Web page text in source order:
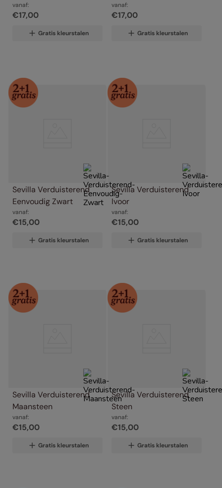
vanaf:
€17,00
Gratis kleurstalen
vanaf:
€17,00
Gratis kleurstalen
Sevilla Verduisterend
Eenvoudig Zwart
vanaf:
€15,00
Gratis kleurstalen
Sevilla Verduisterend
Ivoor
vanaf:
€15,00
Gratis kleurstalen
Sevilla Verduisterend
Maansteen
vanaf:
€15,00
Gratis kleurstalen
Sevilla Verduisterend
Steen
vanaf:
€15,00
Gratis kleurstalen